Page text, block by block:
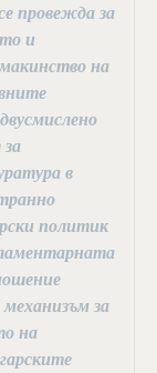
провежда за
и
на
в
политик
за
на